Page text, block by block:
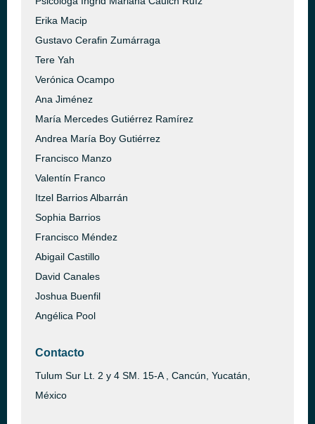
Erika Macip
Gustavo Cerafin Zumárraga
Tere Yah
Verónica Ocampo
Ana Jiménez
María Mercedes Gutiérrez Ramírez
Andrea María Boy Gutiérrez
Francisco Manzo
Valentín Franco
Itzel Barrios Albarrán
Sophia Barrios
Francisco Méndez
Abigail Castillo
David Canales
Joshua Buenfil
Angélica Pool
Contacto
Tulum Sur Lt. 2 y 4 SM. 15-A , Cancún, Yucatán,
México